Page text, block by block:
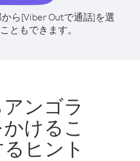
ら[Viber Outで通話]を選
ともできます。
ンゴラ
けるこ
ヒント